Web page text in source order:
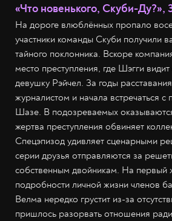
«Что новенького, Скуби-Ду?»,
На дороге влюблённых пропало
участники команды Скуби получили
тайного поклонника. Вскоре
место преступления, где Шэгги
девушку Рэйчел. За годы
журналистом и начала встречаться
Шазе. В подозреваемых
жертва преступления обвиняет
Спецэпизод удивляет сценарными
серии друзья отправляются за
собственным двойникам. На первый
подробности личной жизни членов
Велма нередко грустит из-за
пришлось разорвать отношения